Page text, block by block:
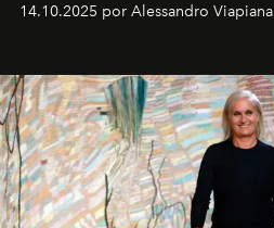
pérdida de tiempo", afirma.
14.10.2025 por Alessandro Viapiana